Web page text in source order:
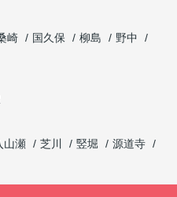
崎 国久保 柳島
野中
山瀬 芝川 竪堀
源道寺